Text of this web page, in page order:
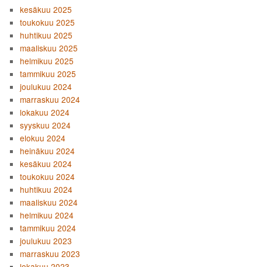
kesäkuu 2025
toukokuu 2025
huhtikuu 2025
maaliskuu 2025
helmikuu 2025
tammikuu 2025
joulukuu 2024
marraskuu 2024
lokakuu 2024
syyskuu 2024
elokuu 2024
heinäkuu 2024
kesäkuu 2024
toukokuu 2024
huhtikuu 2024
maaliskuu 2024
helmikuu 2024
tammikuu 2024
joulukuu 2023
marraskuu 2023